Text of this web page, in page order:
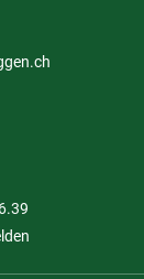
Link)
Link)